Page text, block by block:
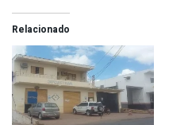
Relacionado